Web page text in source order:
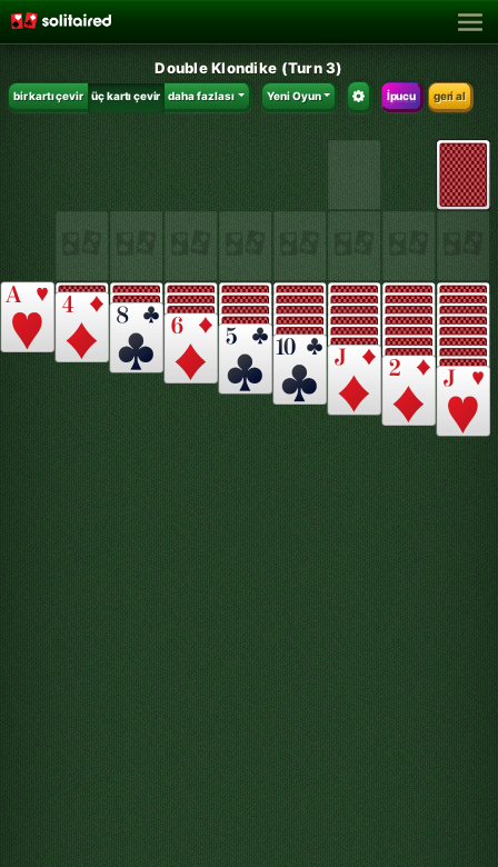
Double Klondike (Turn 3)
bir kartı çevir üç kartı çevir daha fazlası Yeni Oyun İpucu geri al